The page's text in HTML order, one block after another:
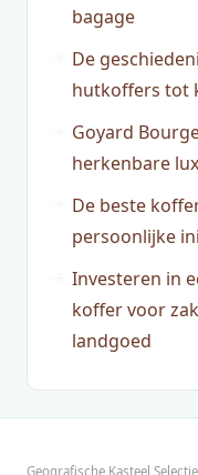
bagage
De
hutkoffers tot
Goyard
herkenbare
De beste
persoonlijke
Investeren in
koffer voor
landgoed
Geografische Kasteel